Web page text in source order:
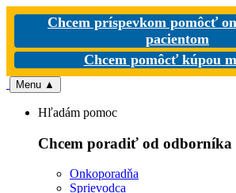
Chcem príspevkom pomôcť
pacientom
Chcem pomôcť kúpou
Menu ▲
Hľadám pomoc
Chcem poradiť od odborníka
Onkoporadňa
Sprievodca